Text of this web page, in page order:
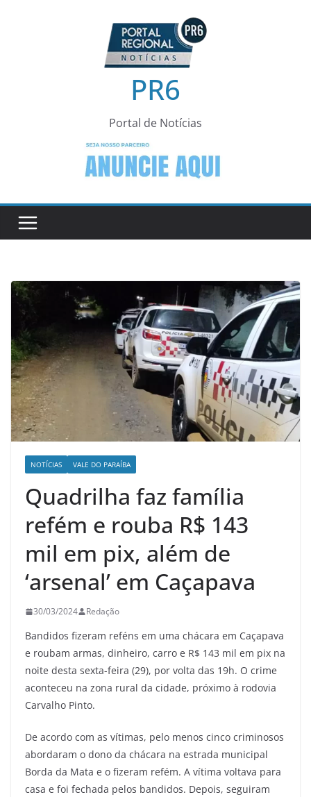
PR6
Portal de Notícias
NOTÍCIAS VALE DO PARAÍBA
Quadrilha faz família
refém e rouba R$ 143
mil em pix, além de
‘arsenal’ em Caçapava
30/03/2024 Redação
Bandidos fizeram reféns em uma chácara em Caçapava
e roubam armas, dinheiro, carro e R$ 143 mil em pix na
noite desta sexta-feira (29), por volta das 19h. O crime
aconteceu na zona rural da cidade, próximo à rodovia
Carvalho Pinto.
De acordo com as vítimas, pelo menos cinco criminosos
abordaram o dono da chácara na estrada municipal
Borda da Mata e o fizeram refém. A vítima voltava para
casa e foi fechada pelos bandidos. Depois, seguiram